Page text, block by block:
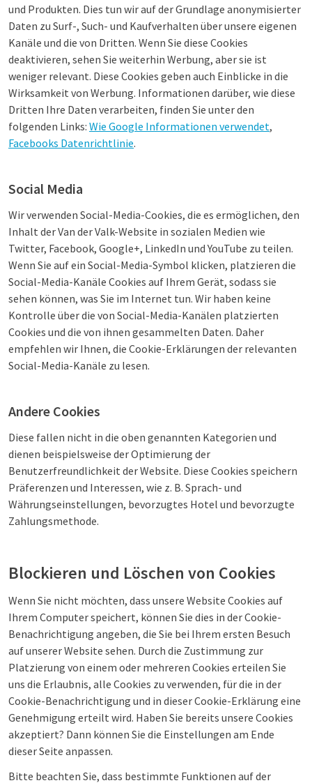
und Produkten. Dies tun wir auf der Grundlage anonymisierter
Daten zu Surf-, Such- und Kaufverhalten über unsere eigenen
Kanäle und die von Dritten. Wenn Sie diese Cookies
deaktivieren, sehen Sie weiterhin Werbung, aber sie ist
weniger relevant. Diese Cookies geben auch Einblicke in die
Wirksamkeit von Werbung. Informationen darüber, wie diese
Dritten Ihre Daten verarbeiten, finden Sie unter den
folgenden Links: Wie Google Informationen verwendet,
Facebooks Datenrichtlinie.
Social Media
Wir verwenden Social-Media-Cookies, die es ermöglichen, den
Inhalt der Van der Valk-Website in sozialen Medien wie
Twitter, Facebook, Google+, LinkedIn und YouTube zu teilen.
Wenn Sie auf ein Social-Media-Symbol klicken, platzieren die
Social-Media-Kanäle Cookies auf Ihrem Gerät, sodass sie
sehen können, was Sie im Internet tun. Wir haben keine
Kontrolle über die von Social-Media-Kanälen platzierten
Cookies und die von ihnen gesammelten Daten. Daher
empfehlen wir Ihnen, die Cookie-Erklärungen der relevanten
Social-Media-Kanäle zu lesen.
Andere Cookies
Diese fallen nicht in die oben genannten Kategorien und
dienen beispielsweise der Optimierung der
Benutzerfreundlichkeit der Website. Diese Cookies speichern
Präferenzen und Interessen, wie z. B. Sprach- und
Währungseinstellungen, bevorzugtes Hotel und bevorzugte
Zahlungsmethode.
Blockieren und Löschen von Cookies
Wenn Sie nicht möchten, dass unsere Website Cookies auf
Ihrem Computer speichert, können Sie dies in der Cookie-
Benachrichtigung angeben, die Sie bei Ihrem ersten Besuch
auf unserer Website sehen. Durch die Zustimmung zur
Platzierung von einem oder mehreren Cookies erteilen Sie
uns die Erlaubnis, alle Cookies zu verwenden, für die in der
Cookie-Benachrichtigung und in dieser Cookie-Erklärung eine
Genehmigung erteilt wird. Haben Sie bereits unsere Cookies
akzeptiert? Dann können Sie die Einstellungen am Ende
dieser Seite anpassen.
Bitte beachten Sie, dass bestimmte Funktionen auf der